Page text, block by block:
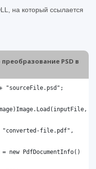
на который ссылается
PSD в
"sourceFile.psd";
file.pdf",
new PdfDocumentInfo()